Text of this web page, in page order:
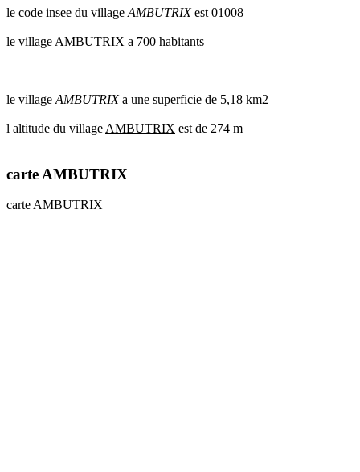
le code insee du village AMBUTRIXest 01008
le village AMBUTRIX a 700 habitants
le village AMBUTRIXa une superficie de 5,18 km2
l altitude du village AMBUTRIX est de 274 m
carte AMBUTRIX
carte AMBUTRIX